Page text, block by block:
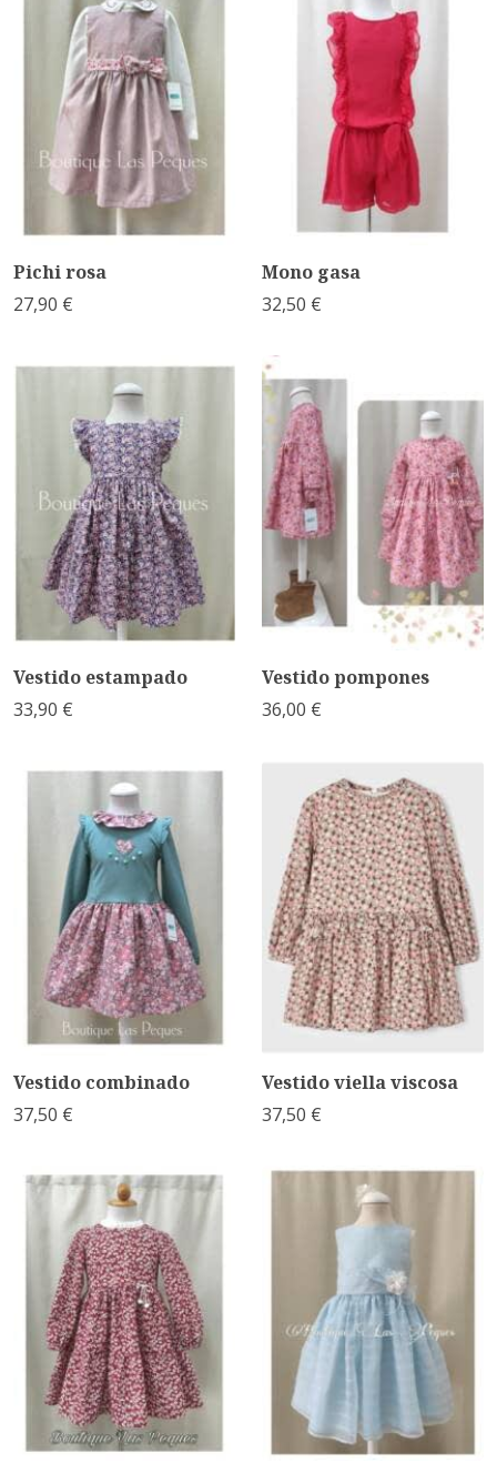
Pichi rosa
27,90 €
Mono gasa
32,50 €
Vestido estampado
33,90 €
Vestido pompones
36,00 €
Vestido combinado
37,50 €
Vestido viella viscosa
37,50 €